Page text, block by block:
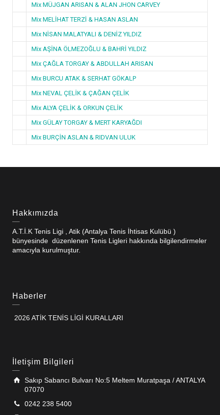
Mix MÜJGAN ARISAN & ALAN JHON CARVEY
Mix MELİHAT TERZİ & HASAN ASLAN
Mix NİSAN MALATYALI & DENİZ YILDIZ
Mix AŞİNA ÖLMEZOĞLU & BAHRİ YILDIZ
Mix ÇAĞLA TORGAY & ABDULLAH ARISAN
Mix BURCU ATAK & SERHAT GÖKALP
Mix NEVAL ÇELİK & ÇAĞAN ÇELİK
Mix ALYA ÇELİK & ORKUN ÇELİK
Mix GÜLAY TORGAY & MERT KARYAĞDI
Mix BURÇİN ASLAN & RIDVAN ULUK
Hakkımızda
A.T.İ.K Tenis Ligi , Atik (Antalya Tenis İhtisas Kulübü )
bünyesinde düzenlenen Tenis Ligleri hakkında bilgilendirmeler
amacıyla kurulmuştur.
Haberler
2026 ATİK TENİS LİGİ KURALLARI
İletişim Bilgileri
Sakıp Sabancı Bulvarı No:5 Meltem Muratpaşa / ANTALYA
07070
0242 238 5400